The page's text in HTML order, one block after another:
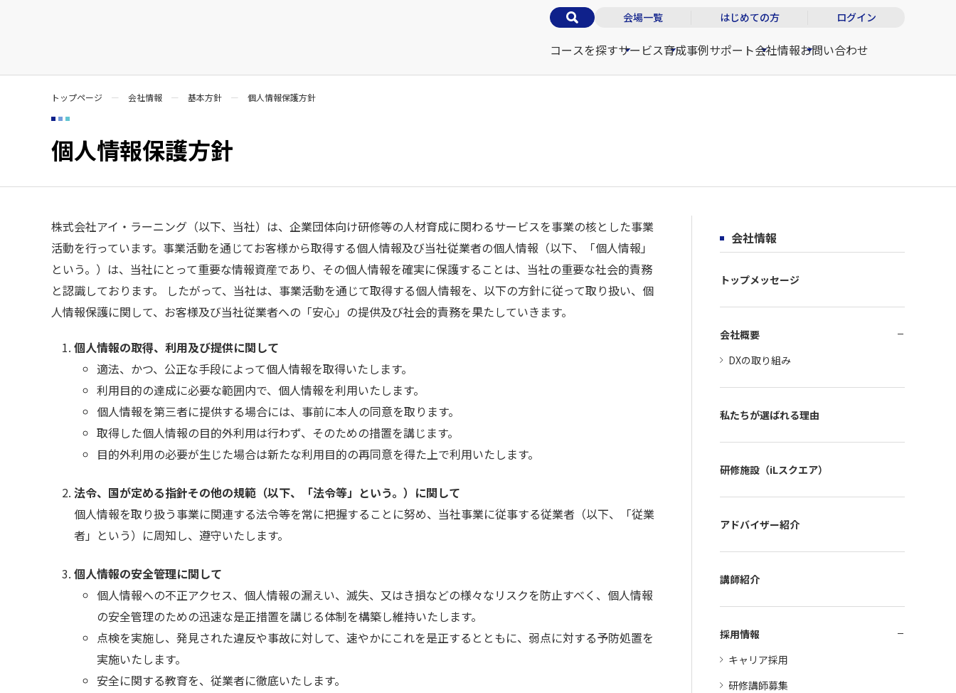
会場一覧 はじめての方 ログイン
コースを探すサービス育成事例サポート会社情報お問い合わせ
トップページ 会社情報 基本方針 個人情報保護方針
個人情報保護方針
株式会社アイ・ラーニング（以下、当社）は、企業団体向け研修等の人材育成に関わるサービスを事業の核とした事業
活動を行っています。事業活動を通じてお客様から取得する個人情報及び当社従業者の個人情報（以下、「個人情報」
という。）は、当社にとって重要な情報資産であり、その個人情報を確実に保護することは、当社の重要な社会的責務
と認識しております。 したがって、当社は、事業活動を通じて取得する個人情報を、以下の方針に従って取り扱い、個
人情報保護に関して、お客様及び当社従業者への「安心」の提供及び社会的責務を果たしていきます。
個人情報の取得、利用及び提供に関して
適法、かつ、公正な手段によって個人情報を取得いたします。
利用目的の達成に必要な範囲内で、個人情報を利用いたします。
個人情報を第三者に提供する場合には、事前に本人の同意を取ります。
取得した個人情報の目的外利用は行わず、そのための措置を講じます。
目的外利用の必要が生じた場合は新たな利用目的の再同意を得た上で利用いたします。
法令、国が定める指針その他の規範（以下、「法令等」という。）に関して
個人情報を取り扱う事業に関連する法令等を常に把握することに努め、当社事業に従事する従業者（以下、「従業
者」という）に周知し、遵守いたします。
個人情報の安全管理に関して
個人情報への不正アクセス、個人情報の漏えい、滅失、又はき損などの様々なリスクを防止すべく、個人情報
の安全管理のための迅速な是正措置を講じる体制を構築し維持いたします。
点検を実施し、発見された違反や事故に対して、速やかにこれを是正するとともに、弱点に対する予防処置を
実施いたします。
安全に関する教育を、従業者に徹底いたします。
会社情報
トップメッセージ
会社概要
DXの取り組み
私たちが選ばれる理由
研修施設（iLスクエア）
アドバイザー紹介
講師紹介
採用情報
キャリア採用
研修講師募集